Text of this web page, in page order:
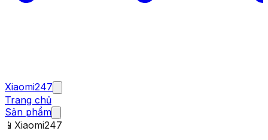
Xiaomi247
Trang chủ
Sản phẩm
📱 Xiaomi247